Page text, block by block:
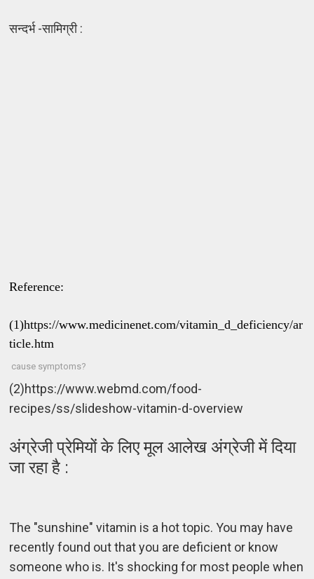
सन्दर्भ -सामिग्री :
Reference:
(1)https://www.medicinenet.com/vitamin_d_deficiency/ar
ticle.htm
cause symptoms?
(2)https://www.webmd.com/food-
recipes/ss/slideshow-vitamin-d-overview
अंग्रेजी प्रेमियों के लिए मूल आलेख अंग्रेजी में दिया
जा रहा है :
The "sunshine" vitamin is a hot topic. You may have
recently found out that you are deficient or know
someone who is. It's shocking for most people when